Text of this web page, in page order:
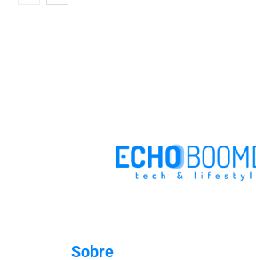
Sobre